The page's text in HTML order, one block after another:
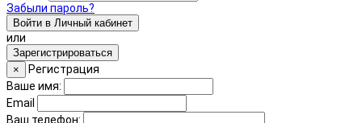
Забыли пароль?
Войти в Личный кабинет
или
Зарегистрироваться
×
Регистрация
Ваше имя:
Email
Ваш телефон: